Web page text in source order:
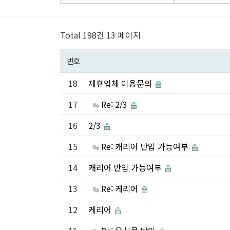
Total 198건 13 페이지
번호
18
제휴업체 이용문의
17
Re: 2/3
16
2/3
15
Re: 캐리어 반입 가능여부
14
캐리어 반입 가능여부
13
Re: 케리어
12
케리어